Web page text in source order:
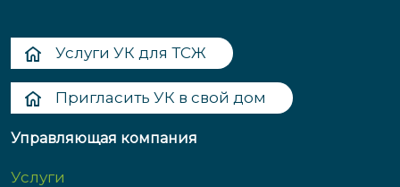
Услуги УК для ТСЖ
Пригласить УК в свой дом
Управляющая компания
Услуги